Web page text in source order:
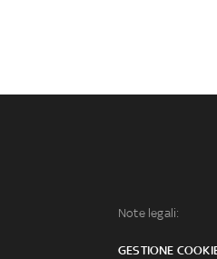
Note legali:
GESTIONE